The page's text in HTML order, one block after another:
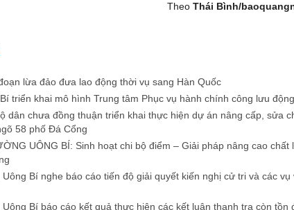
Theo Thái Bình/
lừa đảo đưa lao động thời vụ sang Hàn Quốc
triển khai mô hình Trung tâm Phục vụ hành chính công lưu động
dân chưa đồng thuận triển khai thực hiện dự án nâng cấp, sửa
58 phố Đá Cổng
UÔNG BÍ: Sinh hoạt chi bộ điểm – Giải pháp nâng cao chất
Bí nghe báo cáo tiến độ giải quyết kiến nghị cử tri và các vụ
Bí báo cáo kết quả thực hiện các kết luận thanh tra còn tồn